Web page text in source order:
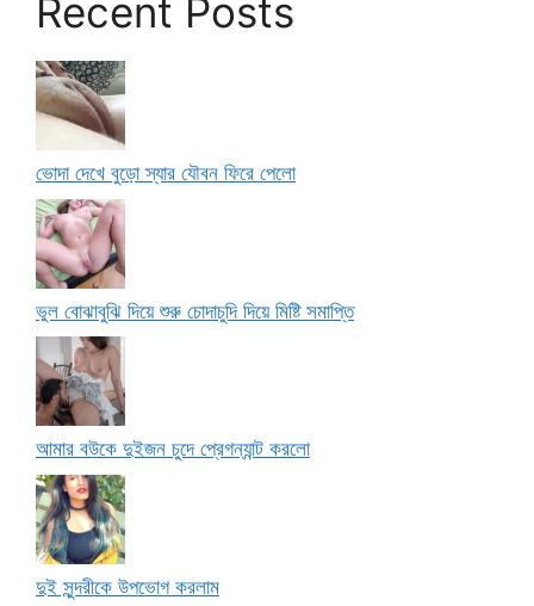
Recent Posts
ভোদা দেখে বুড়ো স্যার যৌবন ফিরে পেলো
ভুল বোঝাবুঝি দিয়ে শুরু চোদাচুদি দিয়ে মিষ্টি সমাপ্তি
আমার বউকে দুইজন চুদে প্রেগন্যান্ট করলো
দুই সুন্দরীকে উপভোগ করলাম